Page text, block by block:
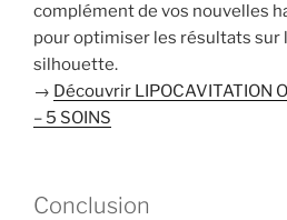
complément de vos nouvelles
pour optimiser les résultats sur
silhouette.
→ Découvrir LIPOCAVITATION
– 5 SOINS
Conclusion